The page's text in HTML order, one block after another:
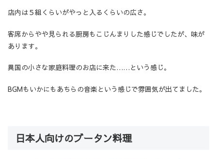
店内は５組くらいがやっと入るくらいの広さ。
客席からやや見られる厨房もこじんまりした感じでしたが、味が
あります。
異国の小さな家庭料理のお店に来た……という感じ。
BGMもいかにもあちらの音楽という感じで雰囲気が出てました。
日本人向けのブータン料理